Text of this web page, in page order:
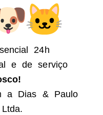
24h
e de serviço
a Dias & Paulo